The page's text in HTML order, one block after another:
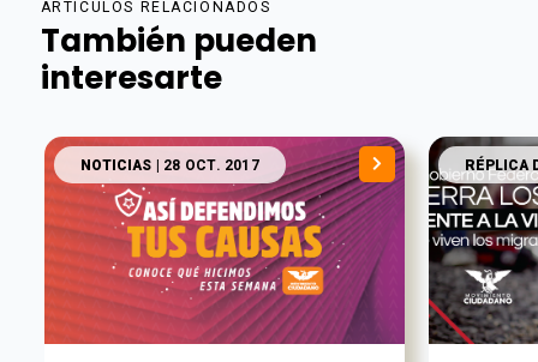
ARTÍCULOS RELACIONADOS
También pueden
interesarte
NOTICIAS | 28 OCT. 2017 RÉPLICA